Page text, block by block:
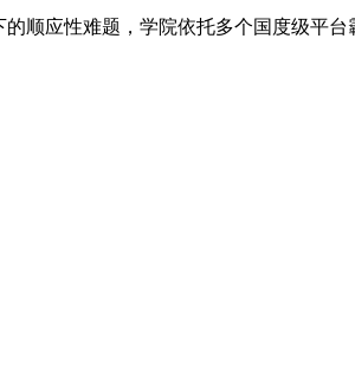
顺应性难题，学院依托多个国度级平